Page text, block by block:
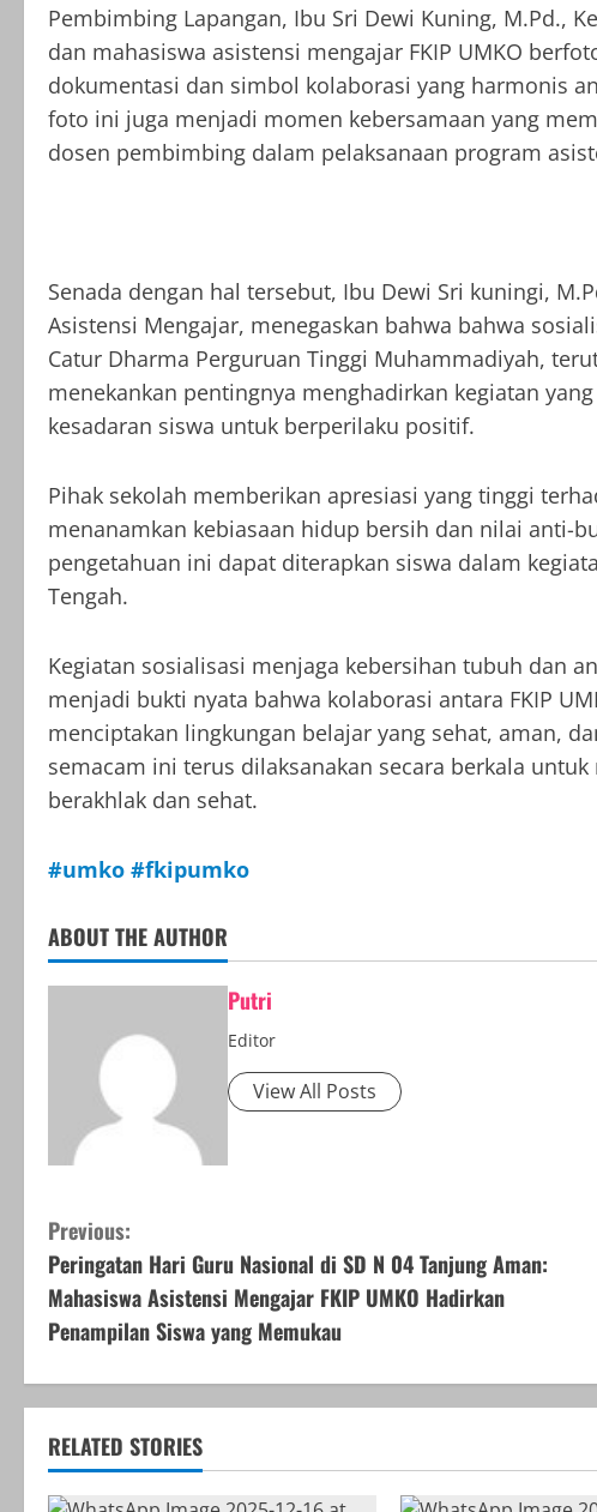
Pembimbing Lapangan, Ibu Sri Dewi Kuning, M.Pd.,
dan mahasiswa asistensi mengajar FKIP UMKO
dokumentasi dan simbol kolaborasi yang harmonis
foto ini juga menjadi momen kebersamaan yang
dosen pembimbing dalam pelaksanaan program
Senada dengan hal tersebut, Ibu Dewi Sri kuningi,
Asistensi Mengajar, menegaskan bahwa bahwa
Catur Dharma Perguruan Tinggi Muhammadiyah,
menekankan pentingnya menghadirkan kegiatan
kesadaran siswa untuk berperilaku positif.
Pihak sekolah memberikan apresiasi yang tinggi
menanamkan kebiasaan hidup bersih dan nilai anti-
pengetahuan ini dapat diterapkan siswa dalam
Tengah.
Kegiatan sosialisasi menjaga kebersihan tubuh dan
menjadi bukti nyata bahwa kolaborasi antara FKIP
menciptakan lingkungan belajar yang sehat, aman,
semacam ini terus dilaksanakan secara berkala
berakhlak dan sehat.
#umko #fkipumko
ABOUT THE AUTHOR
Putri
Editor
View All Posts
C
o
n
t
i
n
Previous:
Peringatan Hari Guru Nasional di SD N 04 Tanjung Aman:
Mahasiswa Asistensi Mengajar FKIP UMKO Hadirkan
Penampilan Siswa yang Memukau
RELATED STORIES